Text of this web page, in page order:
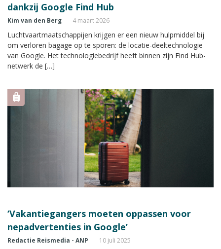
dankzij Google Find Hub
Kim van den Berg 4 maart 2026
Luchtvaartmaatschappijen krijgen er een nieuw hulpmiddel bij
om verloren bagage op te sporen: de locatie-deeltechnologie
van Google. Het technologiebedrijf heeft binnen zijn Find Hub-
netwerk de […]
‘Vakantiegangers moeten oppassen voor
nepadvertenties in Google’
Redactie Reismedia - ANP 10 juli 2025